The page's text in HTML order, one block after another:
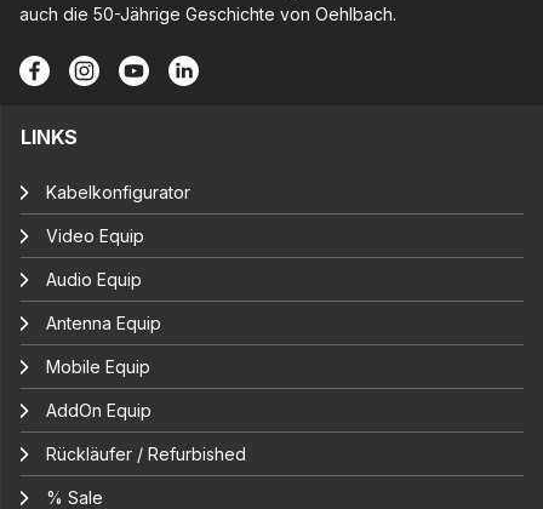
auch die 50-Jährige Geschichte von Oehlbach.
LINKS
Kabelkonfigurator
Video Equip
Audio Equip
Antenna Equip
Mobile Equip
AddOn Equip
Rückläufer / Refurbished
% Sale